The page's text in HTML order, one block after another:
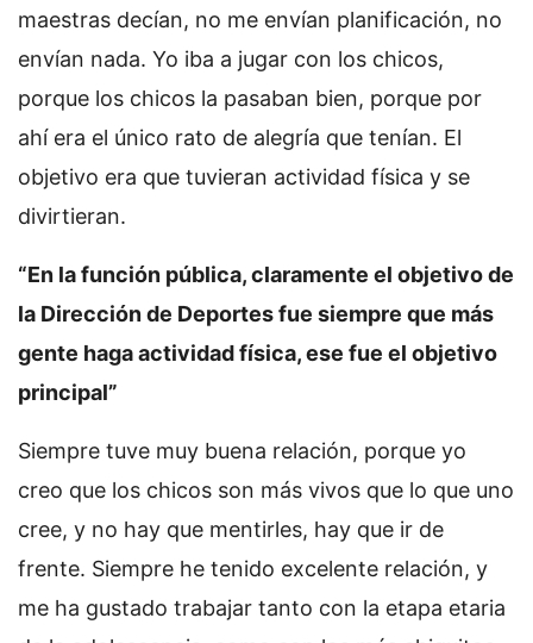
maestras decían, no me envían planificación, no
envían nada. Yo iba a jugar con los chicos,
porque los chicos la pasaban bien, porque por
ahí era el único rato de alegría que tenían. El
objetivo era que tuvieran actividad física y se
divirtieran.
“En la función pública, claramente el objetivo de
la Dirección de Deportes fue siempre que más
gente haga actividad física, ese fue el objetivo
principal”
Siempre tuve muy buena relación, porque yo
creo que los chicos son más vivos que lo que uno
cree, y no hay que mentirles, hay que ir de
frente. Siempre he tenido excelente relación, y
me ha gustado trabajar tanto con la etapa etaria